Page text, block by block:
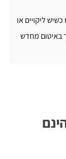
ליקויים או
באיטום מחדש